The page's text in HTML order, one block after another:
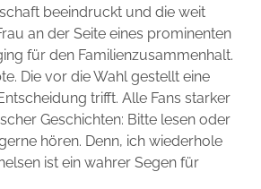
beeindruckt und die weit
an der Seite eines prominenten
für den Familienzusammenhalt.
Die vor die Wahl gestellt eine
trifft. Alle Fans starker
Geschichten: Bitte lesen oder
hören. Denn, ich wiederhole
ist ein wahrer Segen für